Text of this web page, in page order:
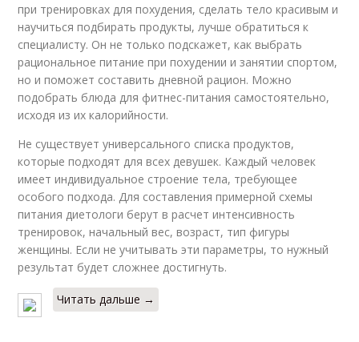
при тренировках для похудения, сделать тело красивым и
научиться подбирать продукты, лучше обратиться к
специалисту. Он не только подскажет, как выбрать
рациональное питание при похудении и занятии спортом,
но и поможет составить дневной рацион. Можно
подобрать блюда для фитнес-питания самостоятельно,
исходя из их калорийности.
Не существует универсального списка продуктов,
которые подходят для всех девушек. Каждый человек
имеет индивидуальное строение тела, требующее
особого подхода. Для составления примерной схемы
питания диетологи берут в расчет интенсивность
тренировок, начальный вес, возраст, тип фигуры
женщины. Если не учитывать эти параметры, то нужный
результат будет сложнее достигнуть.
Читать дальше →